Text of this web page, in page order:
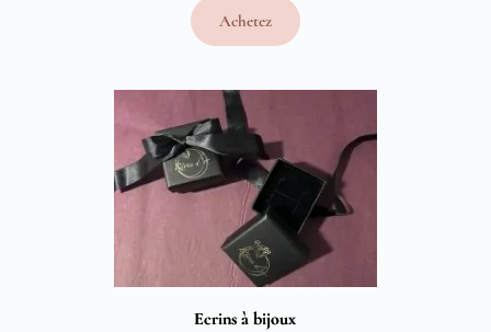
prix :
60,00 €
Achetez
Ecrins à bijoux